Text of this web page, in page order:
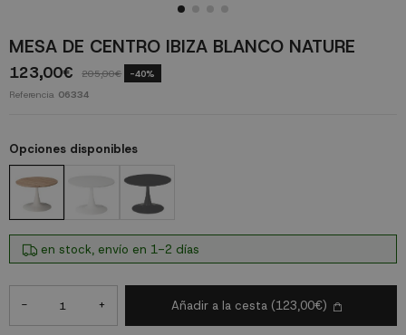
MESA DE CENTRO IBIZA BLANCO NATURE
123,00€ 205,00€ -40%
Referencia 06334
Opciones disponibles
en stock, envío en 1-2 días
- + Añadir a la cesta (123,00€)